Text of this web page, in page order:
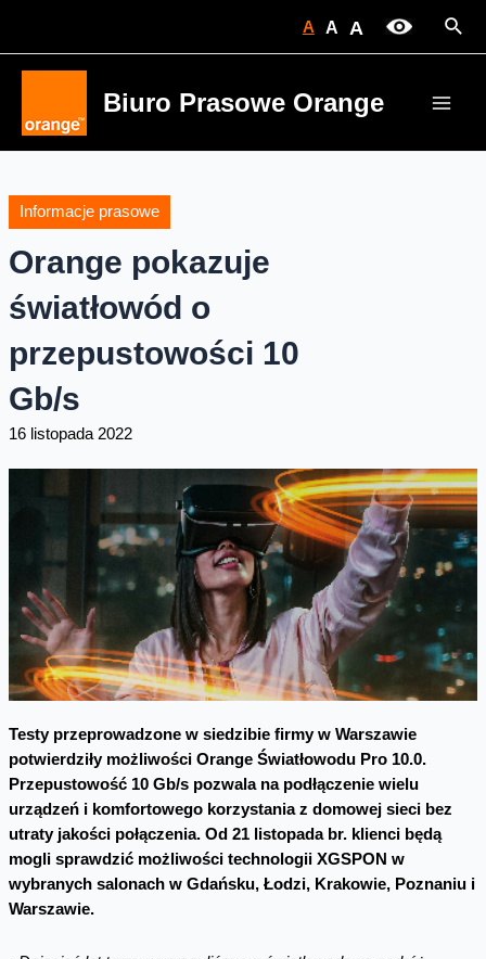
A A A
Biuro Prasowe Orange
Informacje prasowe
Orange pokazuje
światłowód o
przepustowości 10
Gb/s
16 listopada 2022
Testy przeprowadzone w siedzibie firmy w Warszawie
potwierdziły możliwości Orange Światłowodu Pro 10.0.
Przepustowość 10 Gb/s pozwala na podłączenie wielu
urządzeń i komfortowego korzystania z domowej sieci bez
utraty jakości połączenia. Od 21 listopada br. klienci będą
mogli sprawdzić możliwości technologii XGSPON w
wybranych salonach w Gdańsku, Łodzi, Krakowie, Poznaniu i
Warszawie.